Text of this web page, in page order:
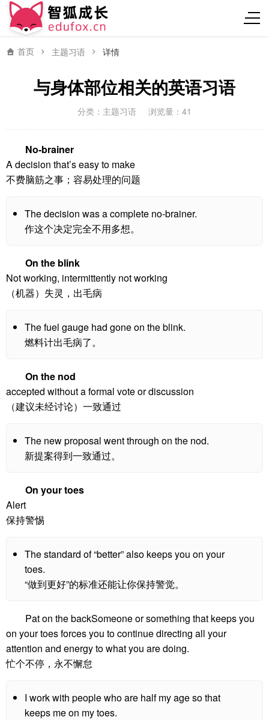
首页 主题习语 详情
与身体部位相关的英语习语
分类： 主题习语 浏览量：41
No-brainer
A decision that’s easy to make
不费脑筋之事；容易处理的问题
The decision was a complete no-brainer.
作这个决定完全不用多想。
On the blink
Not working, intermittently not working
（机器）失灵，出毛病
The fuel gauge had gone on the blink.
燃料计出毛病了。
On the nod
accepted without a formal vote or discussion
（建议未经讨论）一致通过
The new proposal went through on the nod.
新提案得到一致通过。
On your toes
Alert
保持警惕
The standard of “better” also keeps you on your
toes.
“做到更好”的标准还能让你保持警觉。
Pat on the backSomeone or something that keeps you
on your toes forces you to continue directing all your
attention and energy to what you are doing.
忙个不停，永不懈怠
I work with people who are half my age so that
keeps me on my toes.